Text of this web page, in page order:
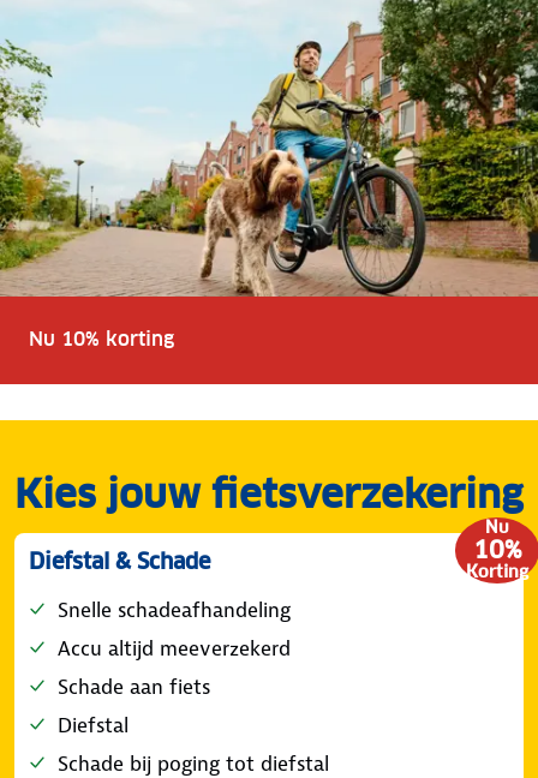
Nu 10% korting
Kies jouw fietsverzekering
Nu
10%
Korting
Diefstal & Schade
Snelle schadeafhandeling
Accu altijd meeverzekerd
Schade aan fiets
Diefstal
Schade bij poging tot diefstal